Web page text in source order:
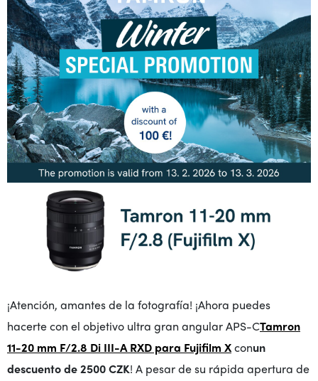
¡Atención, amantes de la fotografía! ¡Ahora puedes
hacerte con el objetivo ultra gran angular APS-CTamron
11-20 mm F/2.8 Di III-A RXD para Fujifilm Xconun
descuento de 2500 CZK! A pesar de su rápida apertura de